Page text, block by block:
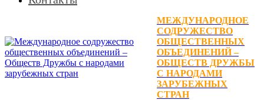
МЕЖДУНАРОДНОЕ
СОДРУЖЕСТВО
ОБЩЕСТВЕННЫХ
ОБЪЕДИНЕНИЙ –
ОБЩЕСТВ ДРУЖБЫ
С НАРОДАМИ
ЗАРУБЕЖНЫХ
СТРАН